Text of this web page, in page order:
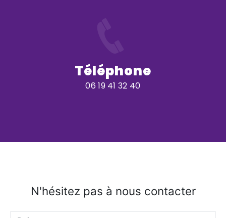
Téléphone
06 19 41 32 40
N'hésitez pas à nous contacter